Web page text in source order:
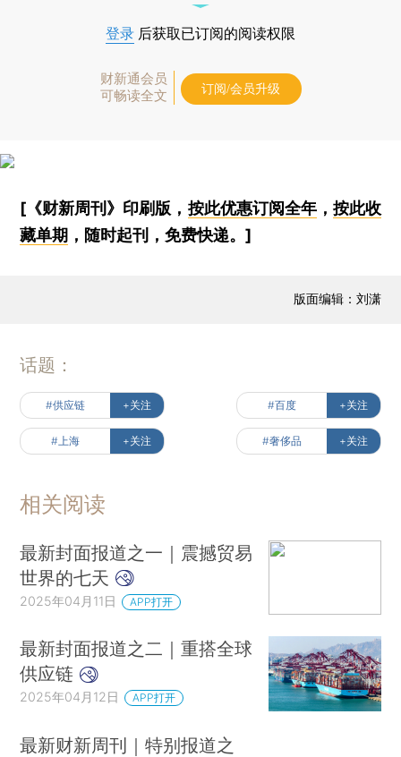
登录 后获取已订阅的阅读权限
财新通会员
可畅读全文
订阅/会员升级
[《财新周刊》印刷版， 按此优惠订阅全年， 按此收
藏单期 ，随时起刊，免费快递。]
版面编辑：刘潇
话题：
#供应链 +关注 #百度 +关注
#上海 +关注 #奢侈品 +关注
相关阅读
最新封面报道之一｜震撼贸易
世界的七天
2025年04月11日 APP打开
最新封面报道之二｜重搭全球
供应链
2025年04月12日 APP打开
最新财新周刊｜特别报道之